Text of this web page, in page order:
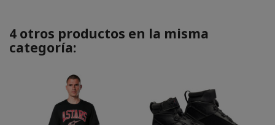
4 otros productos en la misma
categoría: